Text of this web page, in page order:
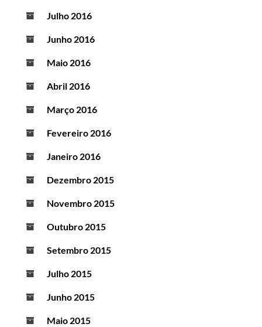
Julho 2016
Junho 2016
Maio 2016
Abril 2016
Março 2016
Fevereiro 2016
Janeiro 2016
Dezembro 2015
Novembro 2015
Outubro 2015
Setembro 2015
Julho 2015
Junho 2015
Maio 2015